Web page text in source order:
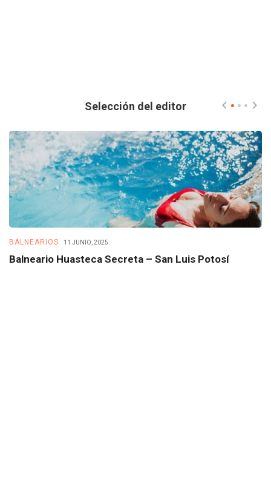
Selección del editor
BALNEARIOS 11 JUNIO, 2025
Balneario Huasteca Secreta – San Luis Potosí